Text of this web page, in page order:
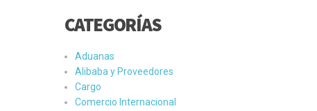
CATEGORÍAS
Aduanas
Alibaba y Proveedores
Cargo
Comercio Internacional